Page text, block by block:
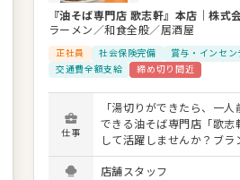
『油そば専門店 歌志軒』本店 ｜株式
ラーメン／和食全般／居酒屋
正社員 社会保険完備
賞与・インセン
交通費全額支給
締め切り間近
仕事
「湯切りができたら、一
できる油そば専門店「歌志
して活躍しませんか？ブ
でも、丁寧なフォローがあ
入社後は、ホールでの接客
店舗スタッフ